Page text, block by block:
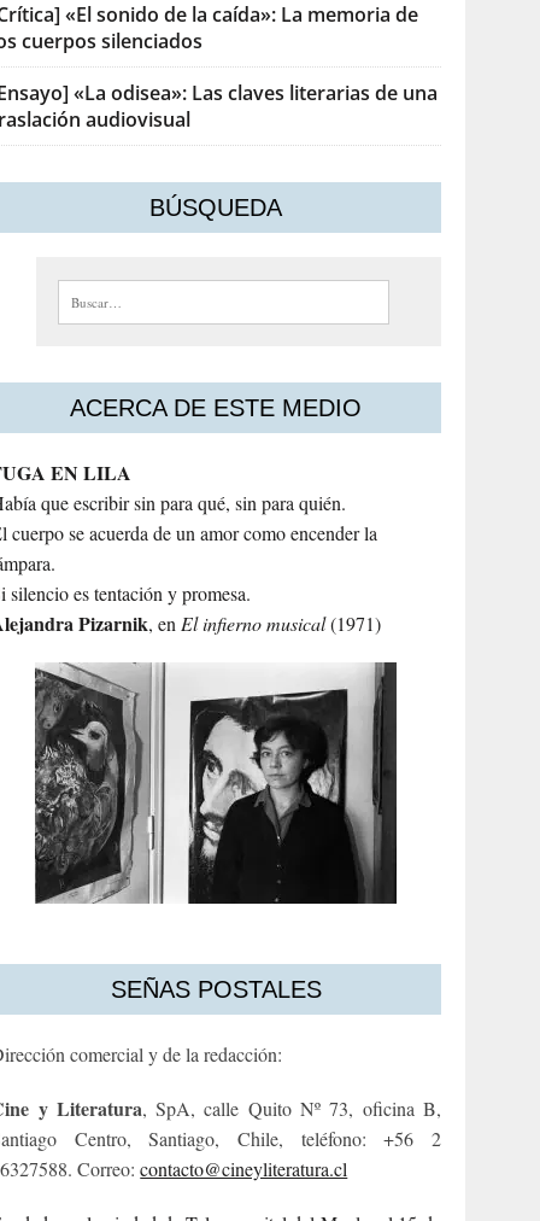
«El sonido de la caída»: La memoria de
cuerpos silenciados
«La odisea»: Las claves literarias de una
audiovisual
BÚSQUEDA
Buscar:
ACERCA DE ESTE MEDIO
EN LILA
que escribir sin para qué, sin para quién.
cuerpo se acuerda de un amor como encender la
silencio es tentación y promesa.
Pizarnik, enEl infierno musical(1971)
SEÑAS POSTALES
comercial y de la redacción:
y Literatura, SpA, calle Quito Nº 73, oficina B,
Centro, Santiago, Chile, teléfono: +56 2
Correo:contacto@cineyliteratura.cl